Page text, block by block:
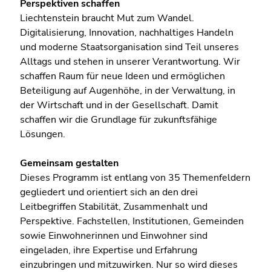
Perspektiven schaffen
Liechtenstein braucht Mut zum Wandel.
Digitalisierung, Innovation, nachhaltiges Handeln
und moderne Staatsorganisation sind Teil unseres
Alltags und stehen in unserer Verantwortung. Wir
schaffen Raum für neue Ideen und ermöglichen
Beteiligung auf Augenhöhe, in der Verwaltung, in
der Wirtschaft und in der Gesellschaft. Damit
schaffen wir die Grundlage für zukunftsfähige
Lösungen.
Gemeinsam gestalten
Dieses Programm ist entlang von 35 Themenfeldern
gegliedert und orientiert sich an den drei
Leitbegriffen Stabilität, Zusammenhalt und
Perspektive. Fachstellen, Institutionen, Gemeinden
sowie Einwohnerinnen und Einwohner sind
eingeladen, ihre Expertise und Erfahrung
einzubringen und mitzuwirken. Nur so wird dieses